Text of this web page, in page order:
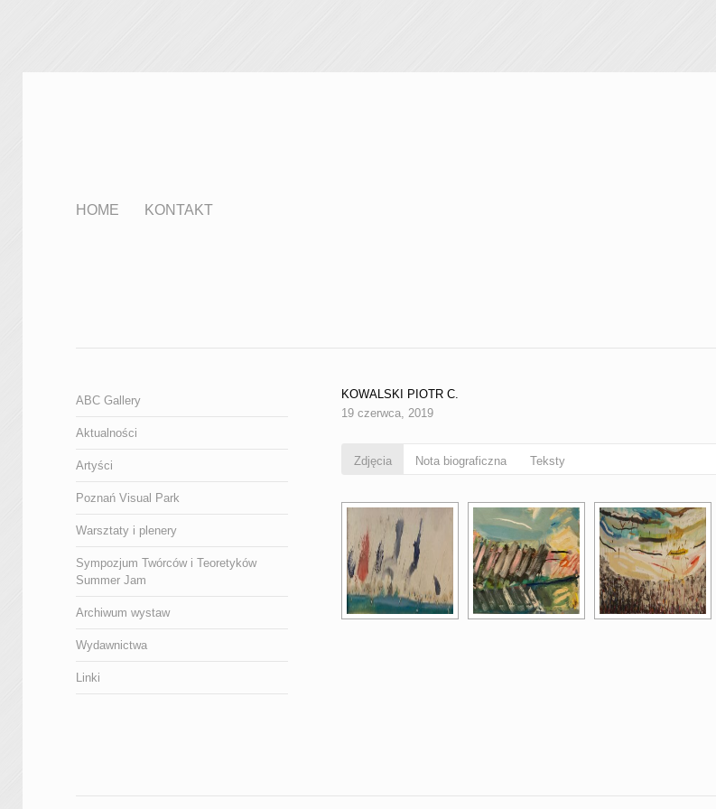
HOME KONTAKT
KOWALSKI PIOTR C.
19 czerwca, 2019
Zdjęcia Nota biograficzna Teksty
ABC Gallery
Aktualności
Artyści
Poznań Visual Park
Warsztaty i plenery
Sympozjum Twórców i Teoretyków
Summer Jam
Archiwum wystaw
Wydawnictwa
Linki